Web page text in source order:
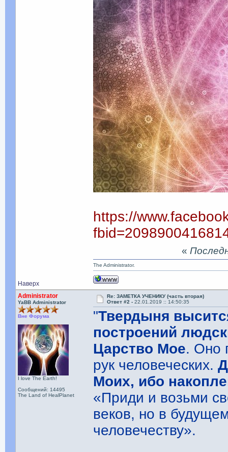
https://
Наверх
«
The Administrator.
Administrator
YaBB Administrator
Вне Форума
I love The Earth!
Сообщений: 14495
The Land of HealPlanet
Re: ЗАМЕТКА УЧЕНИКУ (часть вторая)
Ответ #2 -22.01.2019 :: 14:50:35
"Твердыня
построений
Царство Мое. Оно
рук человеческих.
Моих, ибо
«Приди и возьми
веков, но в
человечеству».